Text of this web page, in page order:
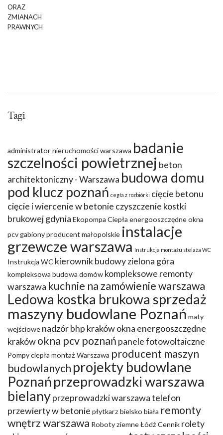
Tagi
administrator nieruchomości warszawa badanie
szczelności powietrznej beton
architektoniczny - Warszawa budowa domu
pod klucz poznań cegła z rozbiórki cięcie betonu
cięcie i wiercenie w betonie czyszczenie kostki
brukowej gdynia Ekopompa Ciepła energooszczędne okna
pcvgabiony producent małopolskie instalacje
grzewcze warszawa Instrukcja montażu stelaża WC
Instrukcja WC kierownik budowy zielona góra
kompleksowa budowa domów kompleksowe remonty
warszawa kuchnie na zamówienie warszawa
Ledowa kostka brukowa sprzedaż
maszyny budowlane Poznań maty
wejściowe nadzór bhp krakówokna energooszczędne
krakówokna pcv poznań panele fotowoltaiczne
Pompy ciepła montaż Warszawa producent maszyn
budowlanych projekty budowlane
Poznańprzeprowadzki warszawa
bielanyprzeprowadzki warszawa telefon
przewierty w betonie płytkarz bielsko biała remonty
wnętrz warszawa Roboty ziemne Łódź Cennik rolety